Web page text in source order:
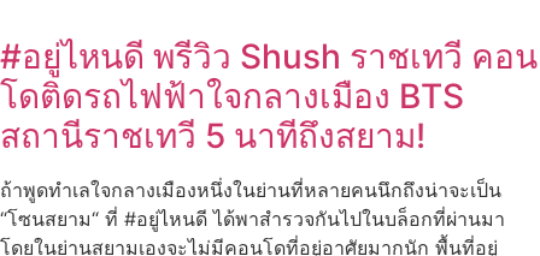
#อยู่ไหนดี พรีวิว Shush ราชเทวี คอน
โดติดรถไฟฟ้าใจกลางเมือง BTS
สถานีราชเทวี 5 นาทีถึงสยาม!
ถ้าพูดทำเลใจกลางเมืองหนึ่งในย่านที่หลายคนนึกถึงน่าจะเป็น
“โซนสยาม“ ที่ #อยู่ไหนดี ได้พาสำรวจกันไปในบล็อกที่ผ่านมา
โดยในย่านสยามเองจะไม่มีคอนโดที่อยู่อาศัยมากนัก พื้นที่อยู่